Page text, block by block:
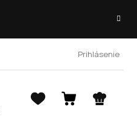
Prihlásenie
NÁKUPNÝ